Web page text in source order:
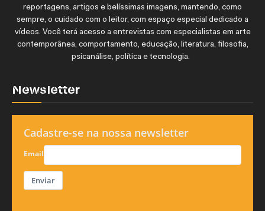
reportagens, artigos e belíssimas imagens, mantendo, como
sempre, o cuidado com o leitor, com espaço especial dedicado a
vídeos. Você terá acesso a entrevistas com especialistas em arte
contemporânea, comportamento, educação, literatura, filosofia,
psicanálise, política e tecnologia.
Newsletter
Cadastre-se na nossa newsletter
Email
Enviar